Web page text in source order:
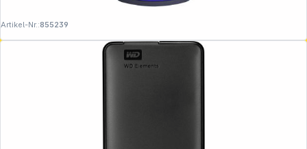
Artikel-Nr.:855239